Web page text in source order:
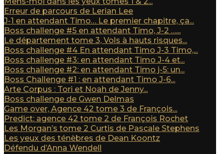
Erreur de parcours de Lerian Lee
J-1 en attendant Timo… Le premier chapitre, ça...
Boss challenge #5 en attendant Timo, J-2 …...
Le département tome 3, Vols à hauts risques...
Boss challenge #4 En attendant Timo J-3 Timo,...
Boss challenge #3: en attendant Timo J-4 et...
Boss challenge #2: en attendant Timo j-5: un...
Boss Challenge #1 : en attendant Timo J-6...
Arte Corpus : Tori et Noah de Jenny...
Boss challenge de Gwen Delmas
Game over, Agence 42 tome 3 de François...
Predict: agence 42 tome 2 de François Rochet
Les Morgan’s tome 2 Curtis de Pascale Stephens
Les yeux des ténèbres de Dean Koontz
Défendu d’Anna Wendell